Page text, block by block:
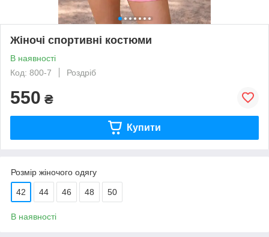
Жіночі спортивні костюми
В наявності
Код: 800-7
Роздріб
550 ₴
Купити
Розмір жіночого одягу
42 44 46 48 50
В наявності